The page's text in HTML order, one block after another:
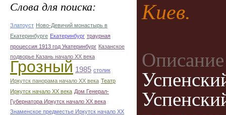
Слова для поиска:
Златоуст Ново-Девичий монастырь в
Екатеринбурге Екатеринбург траурная
процессия 1913 год Укатеринбург Казанское
подворье Казань начало ХХ века
Грозный 1985 столик
Иркутск панорама начало ХХ века Театр
Иркутск начало ХХ века Дом Генерал-
Губернатора Иркутск начало ХХ века
Знаменское предместье Иркутск начало ХХ
Киев.